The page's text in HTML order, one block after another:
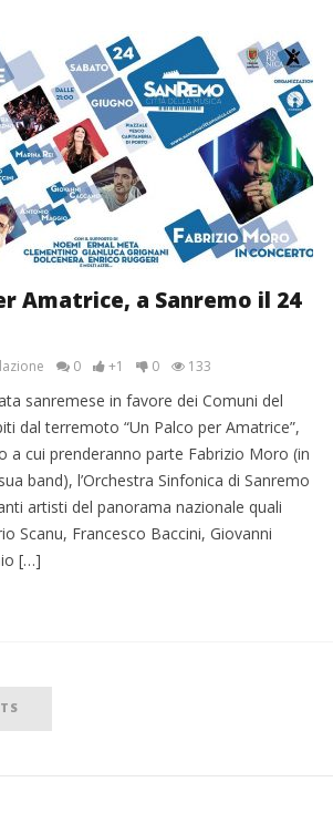
Amatrice, a Sanremo il 24
0 +1 0 133
sanremese in favore dei Comuni del
dal terremoto “Un Palco per Amatrice”,
a cui prenderanno parte Fabrizio Moro (in
band), l’Orchestra Sinfonica di Sanremo
artisti del panorama nazionale quali
Scanu, Francesco Baccini, Giovanni
[…]